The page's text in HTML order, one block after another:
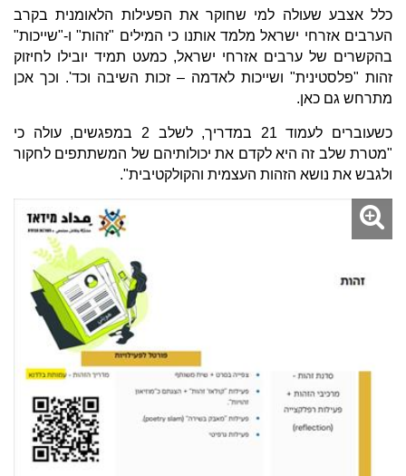
כלל אצבע שעולה למי שחוקר את הפעילות הלאומנית בקרב
הערבים אזרחי ישראל מלמד אותנו כי המילים "זהות" ו-"שייכות"
בהקשרים של ערבים אזרחי ישראל, כמעט תמיד יובילו לחיזוק
זהות "פלסטינית" ושייכות לאדמה – זכות השיבה וכד'. וכך אכן
מתרחש גם כאן.
כשעוברים לעמוד 21 במדריך, לשלב 2 במפגשים, עולה כי
"מטרת שלב זה היא לקדם את יכולותיהם של המשתתפים לחקור
ולגבש את נושא הזהות העצמית והקולקטיבית".